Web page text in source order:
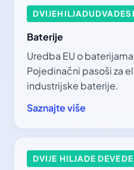
Baterije
Uredba EU o
Pojedinačni pasoši za
industrijske baterije.
Saznajte više
DVIJE HILJADE